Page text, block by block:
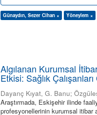
Günaydın, Sezer Cihan × Yöneylem ×
Algılanan Kurumsal
Etkisi: Sağlık
Dayanç Kıyat, G. Banu;
Araştırmada, Eskişehir ilinde
profesyonellerinin kurumsal itibar